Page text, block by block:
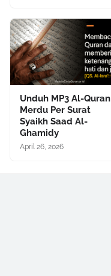
Unduh MP3 Al-Quran
Merdu Per Surat
Syaikh Saad Al-
Ghamidy
April 26, 2026